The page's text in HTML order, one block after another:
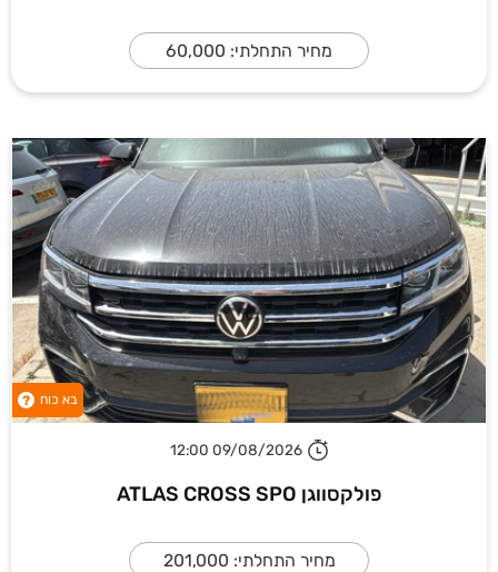
מחיר התחלתי: 60,000
בא כוח ?
09/08/2026 12:00
פולקסווגן ATLAS CROSS SPO
מחיר התחלתי: 201,000